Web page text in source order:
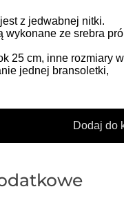
z jedwabnej nitki.
wykonane ze srebra
25 cm, inne rozmiary
jednej bransoletki,
Dodaj do